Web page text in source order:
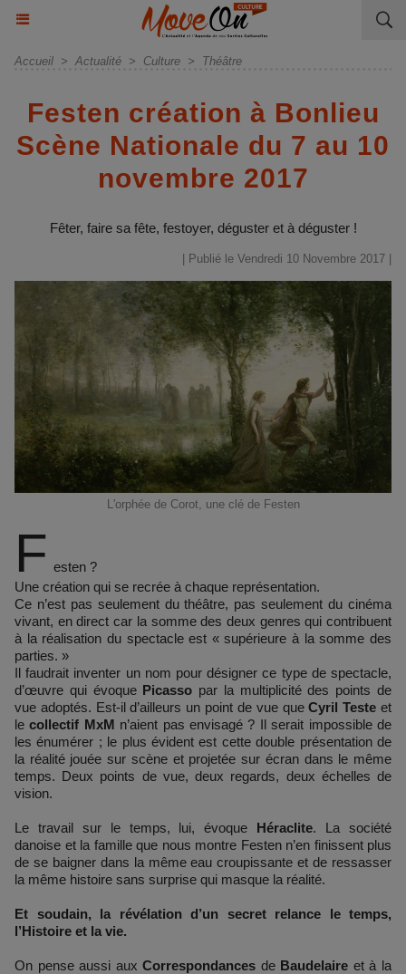
Accueil > Actualité > Culture > Théâtre
Festen création à Bonlieu
Scène Nationale du 7 au 10
novembre 2017
Fêter, faire sa fête, festoyer, déguster et à déguster !
| Publié le Vendredi 10 Novembre 2017 |
L'orphée de Corot, une clé de Festen
F esten ?
Une création qui se recrée à chaque représentation.
Ce n’est pas seulement du théâtre, pas seulement du cinéma
vivant, en direct car la somme des deux genres qui contribuent
à la réalisation du spectacle est « supérieure à la somme des
parties. »
Il faudrait inventer un nom pour désigner ce type de spectacle,
d’œuvre qui évoque Picasso par la multiplicité des points de
vue adoptés. Est-il d’ailleurs un point de vue queCyril Testeet
le collectif MxM n’aient pas envisagé ? Il serait impossible de
les énumérer ; le plus évident est cette double présentation de
la réalité jouée sur scène et projetée sur écran dans le même
temps. Deux points de vue, deux regards, deux échelles de
vision.
Le travail sur le temps, lui, évoque Héraclite. La société
danoise et la famille que nous montre Festen n’en finissent plus
de se baigner dans la même eau croupissante et de ressasser
la même histoire sans surprise qui masque la réalité.
Et soudain, la révélation d’un secret relance le temps,
l’Histoire et la vie.
On pense aussi auxCorrespondances de Baudelaire et à la